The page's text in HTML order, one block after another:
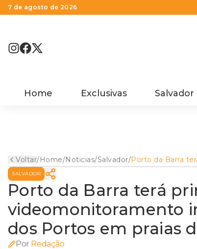
7 de agosto de 2026
Home Exclusivas Salvador
Voltar/Home/Noticias/Salvador/Porto da Barra
sistema de
integrado à GCM e
Capitania dos
praias de Salvador
SALVADOR
Porto da Barra terá
videomonitoramento
dos Portos em praias
Por Redação